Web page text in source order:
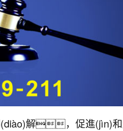
(diào)解，促進(jìn)